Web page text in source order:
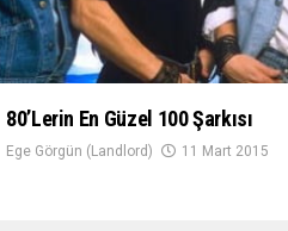
80’lerin En Güzel 100 Şarkısı
Ege Görgün (Landlord) 11 Mart 2015